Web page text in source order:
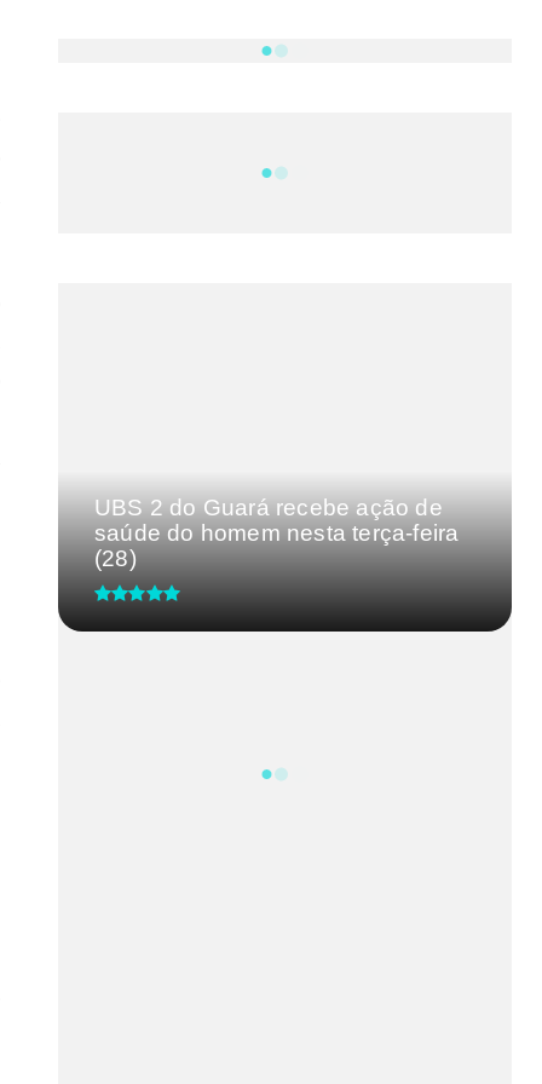
FILMES E SÉRIES
UBS 2 do Guará recebe ação de
saúde do homem nesta terça-feira
(28)